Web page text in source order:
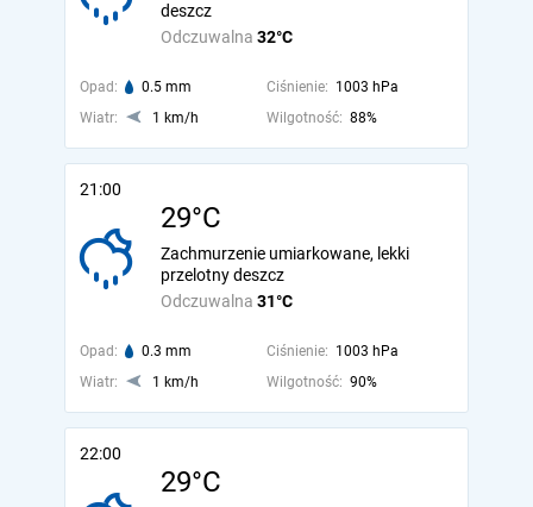
Odczuwalna 32°C
deszcz
Opad: 0.5 mm Ciśnienie: 1003 hPa
Wiatr:
1 km/h Wilgotność: 88%
21:00
29°C
Odczuwalna 31°C
Zachmurzenie umiarkowane, lekki
przelotny deszcz
Opad: 0.3 mm Ciśnienie: 1003 hPa
Wiatr:
1 km/h Wilgotność: 90%
22:00
29°C